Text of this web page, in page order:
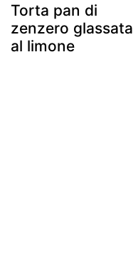
Torta pan di
zenzero glassata
al limone